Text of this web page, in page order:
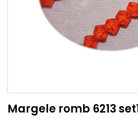
Margele romb 6213